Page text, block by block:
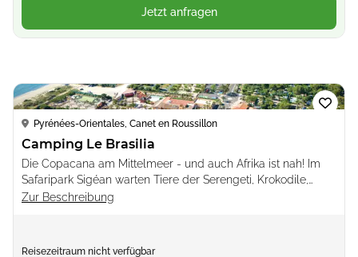
Jetzt anfragen
Loading...
Pyrénées-Orientales, Canet en Roussillon
Camping Le Brasilia
Die Copacana am Mittelmeer - und auch Afrika ist nah! Im
Safaripark Sigéan warten Tiere der Serengeti, Krokodile,
Warane und viele mehr
Zur Beschreibung
Reisezeitraum nicht verfügbar